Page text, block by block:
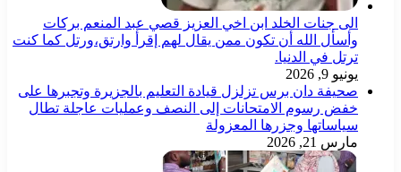
الى جنات الخلد ابن اخي العزيز قصي عبد المنعم بركات
وأسأل الله أن تكون ممن يقال لهم إقرأ وارتق،ورتل كما كنت
ترتل في الدنيا.
يونيو 9, 2026
صحيفة دان برس تزلزل قيادة التعليم بالجزيرة وتجبرها على
خفض رسوم الامتحانات إلى النصف وعمليات عاجلة تطال
سياساتها وجزرها المعزولة
مارس 21, 2026